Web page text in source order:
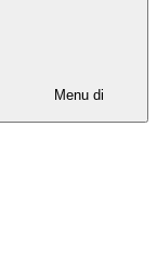
Menu di